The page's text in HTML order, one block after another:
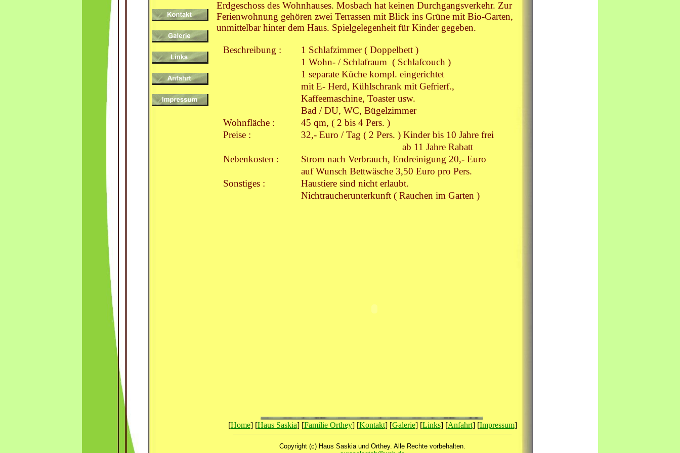
Erdgeschoss des Wohnhauses. Mosbach hat keinen Durchgangsverkehr. Zur
Ferienwohnung gehören zwei Terrassen mit Blick ins Grüne mit Bio-Garten,
unmittelbar hinter dem Haus. Spielgelegenheit für Kinder gegeben.
Beschreibung :
Wohnfläche :
Preise :
Nebenkosten :
Sonstiges :
1 Schlafzimmer ( Doppelbett )
1 Wohn- / Schlafraum ( Schlafcouch )
1 separate Küche kompl. eingerichtet
mit E- Herd, Kühlschrank mit Gefrierf.,
Kaffeemaschine, Toaster usw.
Bad / DU, WC, Bügelzimmer
45 qm, ( 2 bis 4 Pers. )
32,- Euro / Tag ( 2 Pers. ) Kinder bis 10 Jahre frei
ab 11 Jahre Rabatt
Strom nach Verbrauch, Endreinigung 20,- Euro
auf Wunsch Bettwäsche 3,50 Euro pro Pers.
Haustiere sind nicht erlaubt.
Nichtraucherunterkunft ( Rauchen im Garten )
[Home] [Haus Saskia] [Familie Orthey] [Kontakt] [Galerie] [Links] [Anfahrt] [Impressum]
Copyright (c) Haus Saskia und Orthey. Alle Rechte vorbehalten.